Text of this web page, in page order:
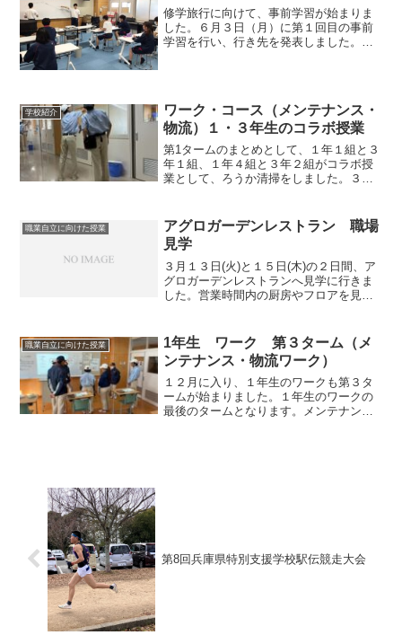
修学旅行に向けて、事前学習が始まりま
した。６月３日（月）に第１回目の事前
学習を行い、行き先を発表しました。み
学校紹介
ワーク・コース（メンテナンス・
物流）１・３年生のコラボ授業
第1タームのまとめとして、１年１組と３
年１組、１年４組と３年２組がコラボ授
業として、ろうか清掃をしました。３年
た。まず、３年生が見本を見せて、１年
生が作業をしていき、うま...
職業自立に向けた授業
アグロガーデンレストラン 職場
見学
３月１３日(火)と１５日(木)の２日間、ア
グロガーデンレストランへ見学に行きま
した。営業時間内の厨房やフロアを見学
農業公園内にあるレストランですが、い
つもお店の前を通る...
職業自立に向けた授業
1年生 ワーク 第３ターム（メ
ンテナンス・物流ワーク）
１２月に入り、１年生のワークも第３タ
ームが始まりました。１年生のワークの
最後のタームとなります。メンテナン
第8回兵庫県特別支援学校駅伝競走大会